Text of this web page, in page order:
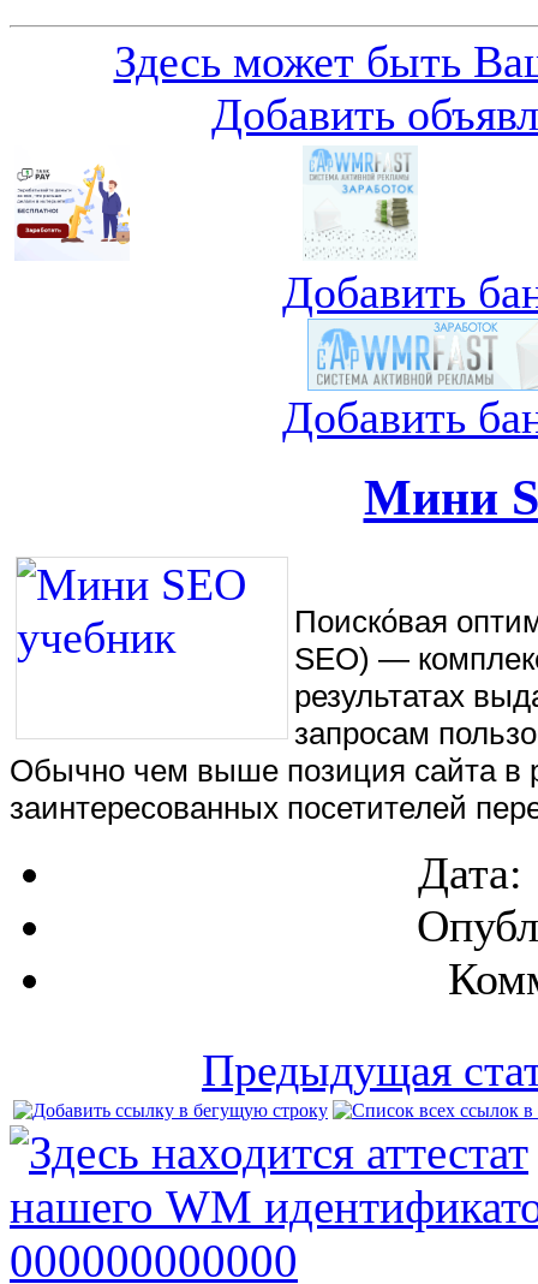
Здесь может быть
Добавить
Добавить
Добавить
Мини
Поиско́вая
SEO) —
результатах
запросам
Обычно чем выше позиция сайта в
заинтересованных посетителей
Дата:
Предыдущая